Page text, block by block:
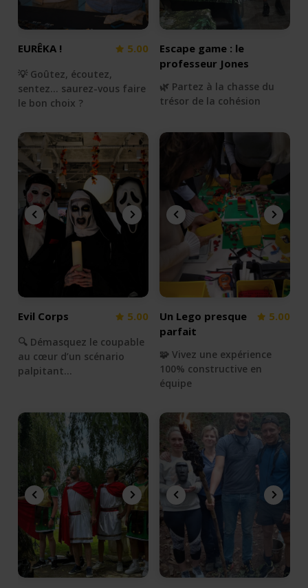
EURÊKA ! 5.00
💡 Goûtez, écoutez,
sentez... saurez-vous faire
le bon choix ?
Escape game : le
professeur Jones
🌿 Partez à la chasse du
trésor de la cohésion
Evil Corps 5.00
🔍 Démasquez le coupable
au cœur d’un scénario
palpitant…
Un Lego presque
parfait
5.00
🧩 Vivez une expérience
100% constructive en
équipe